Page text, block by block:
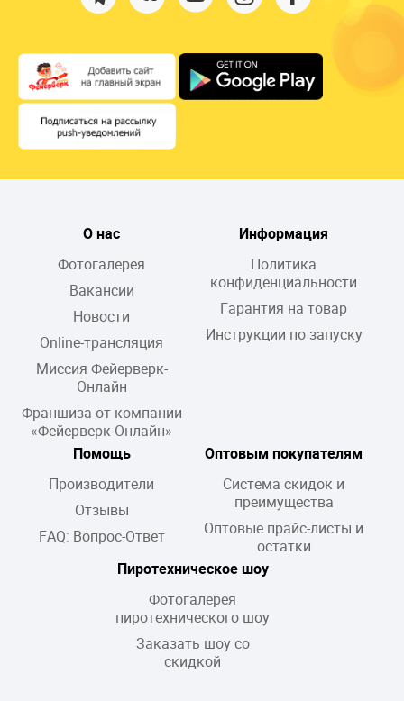
О нас
Фотогалерея
Вакансии
Новости
Online-трансляция
Миссия Фейерверк-
Онлайн
Франшиза от компании
«Фейерверк-Онлайн»
Информация
Политика
конфиденциальности
Гарантия на товар
Инструкции по запуску
Помощь
Производители
Отзывы
FAQ: Вопрос-Ответ
Оптовым покупателям
Система скидок и
преимущества
Оптовые прайс-листы и
остатки
Пиротехническое шоу
Фотогалерея
пиротехнического шоу
Заказать шоу со
скидкой